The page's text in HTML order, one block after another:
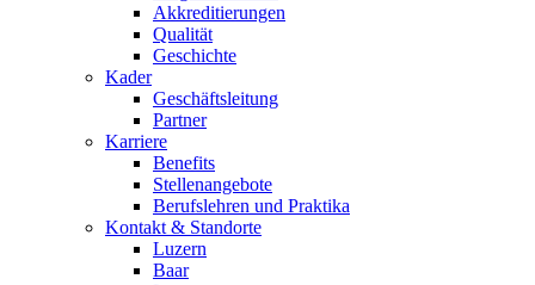
Akkreditierungen
Qualität
Geschichte
Kader
Geschäftsleitung
Partner
Karriere
Benefits
Stellenangebote
Berufslehren und Praktika
Kontakt & Standorte
Luzern
Baar